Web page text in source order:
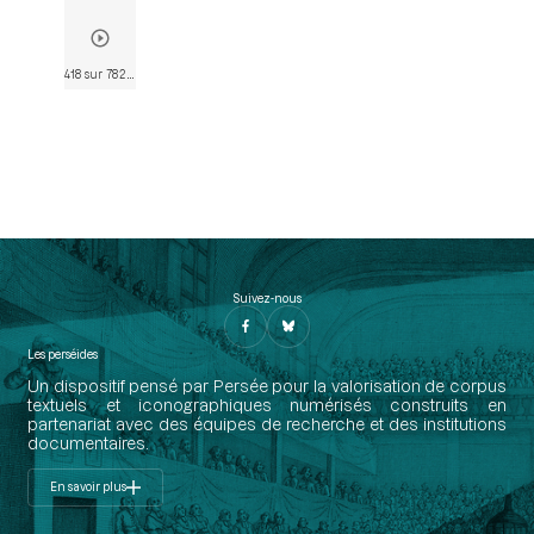
418 sur 782
Suivez-nous
Les perséides
Un dispositif pensé par Persée pour la valorisation de corpus
textuels et iconographiques numérisés construits en
partenariat avec des équipes de recherche et des institutions
documentaires.
En savoir plus